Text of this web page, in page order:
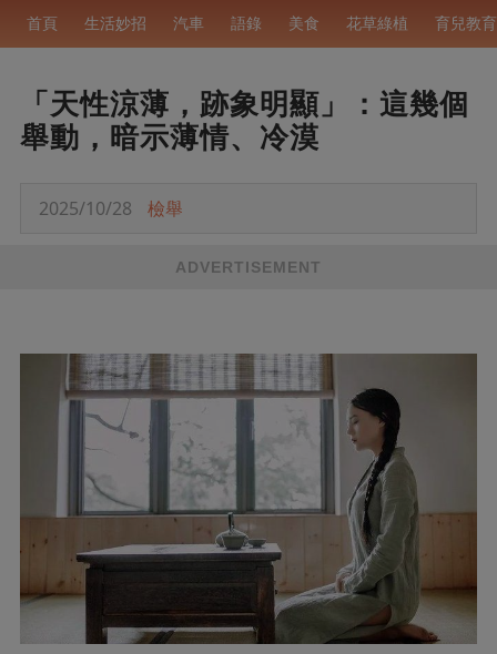
首頁 生活妙招 汽車 語錄 美食 花草綠植 育兒教育
「天性涼薄，跡象明顯」：這幾個
舉動，暗示薄情、冷漠
2025/10/28 檢舉
ADVERTISEMENT